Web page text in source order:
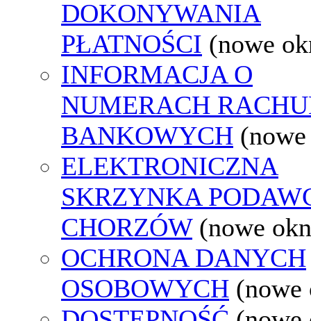
DOKONYWANIA
PŁATNOŚCI (nowe
INFORMACJA O
NUMERACH
BANKOWYCH
ELEKTRONICZNA
SKRZYNKA
CHORZÓW (nowe
OCHRONA DANYCH
OSOBOWYCH (nowe